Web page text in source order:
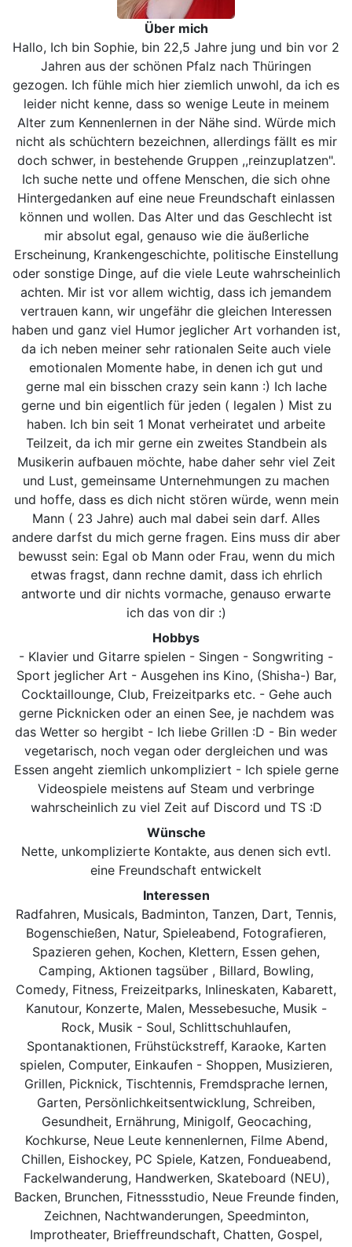
Über mich
Hallo, Ich bin Sophie, bin 22,5 Jahre jung und bin vor 2
Jahren aus der schönen Pfalz nach Thüringen
gezogen. Ich fühle mich hier ziemlich unwohl, da ich es
leider nicht kenne, dass so wenige Leute in meinem
Alter zum Kennenlernen in der Nähe sind. Würde mich
nicht als schüchtern bezeichnen, allerdings fällt es mir
doch schwer, in bestehende Gruppen ,,reinzuplatzen".
Ich suche nette und offene Menschen, die sich ohne
Hintergedanken auf eine neue Freundschaft einlassen
können und wollen. Das Alter und das Geschlecht ist
mir absolut egal, genauso wie die äußerliche
Erscheinung, Krankengeschichte, politische Einstellung
oder sonstige Dinge, auf die viele Leute wahrscheinlich
achten. Mir ist vor allem wichtig, dass ich jemandem
vertrauen kann, wir ungefähr die gleichen Interessen
haben und ganz viel Humor jeglicher Art vorhanden ist,
da ich neben meiner sehr rationalen Seite auch viele
emotionalen Momente habe, in denen ich gut und
gerne mal ein bisschen crazy sein kann :) Ich lache
gerne und bin eigentlich für jeden ( legalen ) Mist zu
haben. Ich bin seit 1 Monat verheiratet und arbeite
Teilzeit, da ich mir gerne ein zweites Standbein als
Musikerin aufbauen möchte, habe daher sehr viel Zeit
und Lust, gemeinsame Unternehmungen zu machen
und hoffe, dass es dich nicht stören würde, wenn mein
Mann ( 23 Jahre) auch mal dabei sein darf. Alles
andere darfst du mich gerne fragen. Eins muss dir aber
bewusst sein: Egal ob Mann oder Frau, wenn du mich
etwas fragst, dann rechne damit, dass ich ehrlich
antworte und dir nichts vormache, genauso erwarte
ich das von dir :)
Hobbys
- Klavier und Gitarre spielen - Singen - Songwriting -
Sport jeglicher Art - Ausgehen ins Kino, (Shisha-) Bar,
Cocktaillounge, Club, Freizeitparks etc. - Gehe auch
gerne Picknicken oder an einen See, je nachdem was
das Wetter so hergibt - Ich liebe Grillen :D - Bin weder
vegetarisch, noch vegan oder dergleichen und was
Essen angeht ziemlich unkompliziert - Ich spiele gerne
Videospiele meistens auf Steam und verbringe
wahrscheinlich zu viel Zeit auf Discord und TS :D
Wünsche
Nette, unkomplizierte Kontakte, aus denen sich evtl.
eine Freundschaft entwickelt
Interessen
Radfahren, Musicals, Badminton, Tanzen, Dart, Tennis,
Bogenschießen, Natur, Spieleabend, Fotografieren,
Spazieren gehen, Kochen, Klettern, Essen gehen,
Camping, Aktionen tagsüber , Billard, Bowling,
Comedy, Fitness, Freizeitparks, Inlineskaten, Kabarett,
Kanutour, Konzerte, Malen, Messebesuche, Musik -
Rock, Musik - Soul, Schlittschuhlaufen,
Spontanaktionen, Frühstückstreff, Karaoke, Karten
spielen, Computer, Einkaufen - Shoppen, Musizieren,
Grillen, Picknick, Tischtennis, Fremdsprache lernen,
Garten, Persönlichkeitsentwicklung, Schreiben,
Gesundheit, Ernährung, Minigolf, Geocaching,
Kochkurse, Neue Leute kennenlernen, Filme Abend,
Chillen, Eishockey, PC Spiele, Katzen, Fondueabend,
Fackelwanderung, Handwerken, Skateboard (NEU),
Backen, Brunchen, Fitnessstudio, Neue Freunde finden,
Zeichnen, Nachtwanderungen, Speedminton,
Improtheater, Brieffreundschaft, Chatten, Gospel,